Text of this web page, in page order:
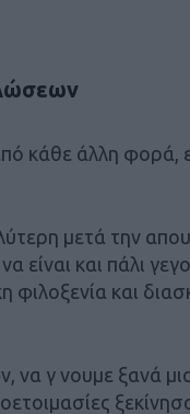
κάθε άλλη φορά,
μετά την
είναι και πάλι
φιλοξενία και
γ νουμε ξανά